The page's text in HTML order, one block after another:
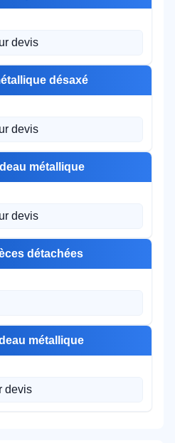
devis
désaxé
devis
métallique
devis
détachées
métallique
devis